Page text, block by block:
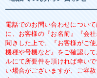
電話でのお問い合わせについ
に、お客様の『お名前』『会
聞きした上で、『お客様がご
機種や号機など』をご確認し
ルにて所要件を頂ければ幸い
い場合がございますが、ご容